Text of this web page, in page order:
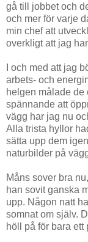
gå till jobbet och
och mer för varje
min chef att
overkligt att jag
I och med att jag
arbets- och
helgen målade de
spännande att
vägg har jag nu
Alla trista hyllor
sätta upp dem
naturbilder på
Måns sover bra
han sovit ganska
upp. Någon natt
somnat om själv.
höll på för bara ett